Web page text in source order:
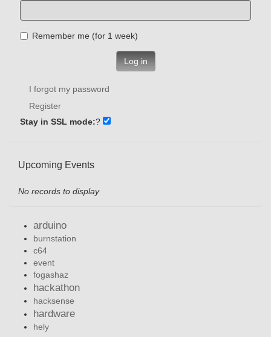
Remember me (for 1 week)
Log in
I forgot my password
Register
Stay in SSL mode:?
Upcoming Events
No records to display
arduino
burnstation
c64
event
fogashaz
hackathon
hacksense
hardware
hely